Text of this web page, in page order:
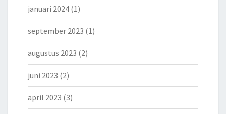
januari 2024 (1)
september 2023 (1)
augustus 2023 (2)
juni 2023 (2)
april 2023 (3)